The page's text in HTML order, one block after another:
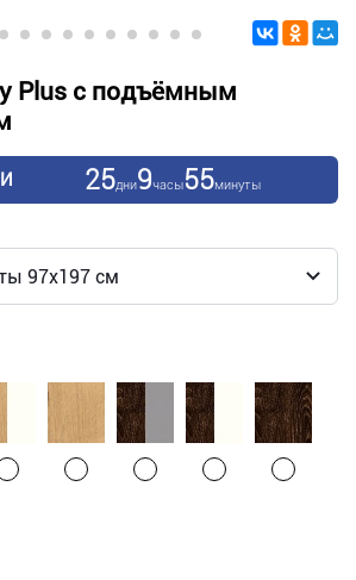
Plus с подъёмным
25дни9часы55минуты